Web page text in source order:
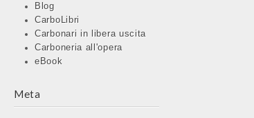
Blog
CarboLibri
Carbonari in libera uscita
Carboneria all'opera
eBook
Meta